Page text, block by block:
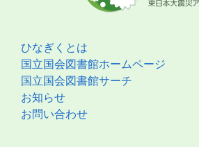
ひなぎくとは
国立国会図書館ホームページ
国立国会図書館サーチ
お知らせ
お問い合わせ